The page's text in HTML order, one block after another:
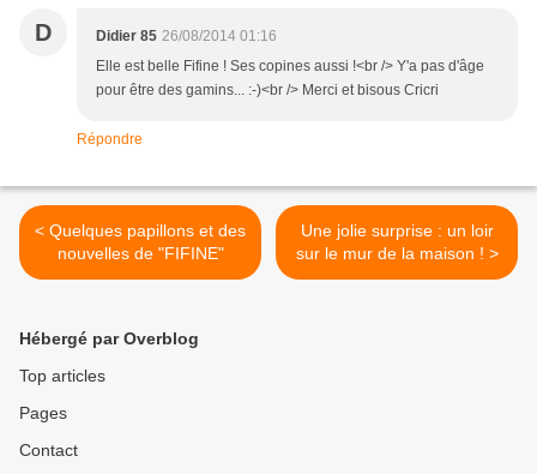
D Didier 85 26/08/2014 01:16
Elle est belle Fifine ! Ses copines aussi !<br /> Y'a pas d'âge
pour être des gamins... :-)<br /> Merci et bisous Cricri
Répondre
< Quelques papillons et des
nouvelles de "FIFINE"
Une jolie surprise : un loir
sur le mur de la maison ! >
Hébergé par Overblog
Top articles
Pages
Contact